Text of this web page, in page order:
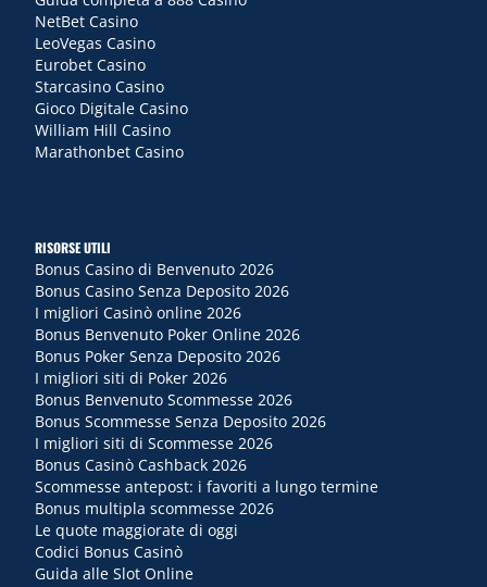
NetBet Casino
LeoVegas Casino
Eurobet Casino
Starcasino Casino
Gioco Digitale Casino
William Hill Casino
Marathonbet Casino
RISORSE UTILI
Bonus Casino di Benvenuto 2026
Bonus Casino Senza Deposito 2026
I migliori Casinò online 2026
Bonus Benvenuto Poker Online 2026
Bonus Poker Senza Deposito 2026
I migliori siti di Poker 2026
Bonus Benvenuto Scommesse 2026
Bonus Scommesse Senza Deposito 2026
I migliori siti di Scommesse 2026
Bonus Casinò Cashback 2026
Scommesse antepost: i favoriti a lungo termine
Bonus multipla scommesse 2026
Le quote maggiorate di oggi
Codici Bonus Casinò
Guida alle Slot Online